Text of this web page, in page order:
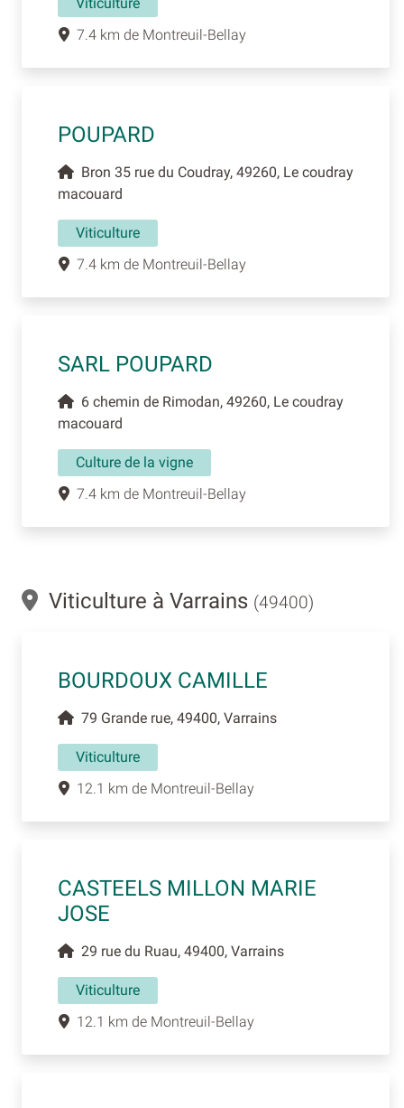
7.4 km de Montreuil-Bellay
POUPARD
Bron 35 rue du Coudray, 49260, Le coudray
macouard
Viticulture
7.4 km de Montreuil-Bellay
SARL POUPARD
6 chemin de Rimodan, 49260, Le coudray
macouard
Culture de la vigne
7.4 km de Montreuil-Bellay
Viticulture à Varrains (49400)
BOURDOUX CAMILLE
79 Grande rue, 49400, Varrains
Viticulture
12.1 km de Montreuil-Bellay
CASTEELS MILLON MARIE
JOSE
29 rue du Ruau, 49400, Varrains
Viticulture
12.1 km de Montreuil-Bellay